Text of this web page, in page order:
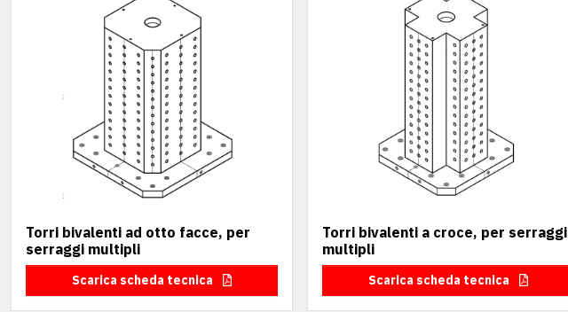
Torri bivalenti ad otto facce, per
serraggi multipli
Scarica scheda tecnica
Torri bivalenti a croce, per serraggi
multipli
Scarica scheda tecnica